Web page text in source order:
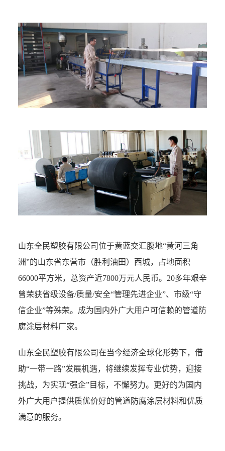
山东全民塑胶有限公司位于黄蓝交汇腹地“黄河三角
洲”的山东省东营市（胜利油田）西城，占地面积
66000平方米，总资产近7800万元人民币。20多年艰辛
曾荣获省级设备/质量/安全“管理先进企业”、市级“守
信企业”等殊荣。成为国内外广大用户可信赖的管道防
腐涂层材料厂家。
山东全民塑胶有限公司在当今经济全球化形势下，借
助“一带一路”发展机遇，将继续发挥专业优势，迎接
挑战，为实现“强企”目标，不懈努力。更好的为国内
外广大用户提供质优价好的管道防腐涂层材料和优质
满意的服务。